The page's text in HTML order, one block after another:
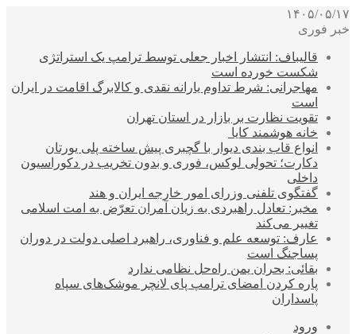
۱۴۰۵/۰۵/۱۷
خبر فوری
قالیباف: انتشار اخبار جعلی توسط ترامپ یک استراتژی
شکست خورده است
مهاجرانی: شرط تداوم یارانه نقدی و کالابرگ اقامت در ایران
است
تقویت نظارت بر بازار در استان تهران
خانه هوشمند کایا
انواع قاب بندی دیوار با گچبری پیش ساخته پلی یورتان
دکارت؛ تحولی لوکس، فوری و بدون تخریب در دکوراسیون
داخلی
گفتگوی تلفنی وزرای امور خارجه ایران و هند
مخبر: تعادل راهبردی به زیان آمران تعرّض به امت اسلامی
تغییر می‌کند
عارف: توسعه علم و فناوری، راهبرد اصلی دولت در دوران
پساجنگ است
بقائی: بحران یمن راه‌حل نظامی ندارد
پاره کردن امضای ترامپ پای لانچر موشک‌های سپاه
پاسداران
ورود